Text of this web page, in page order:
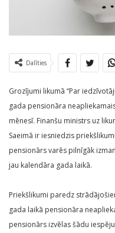
Dalīties
Grozījumi likumā “Par
gada pensionāra
mēnesī. Finanšu ministrs uz
Saeimā ir iesniedzis
pensionārs varēs pilnīgāk
jau kalendāra gada laikā.
Priekšlikumi paredz
gada laikā pensionāra
pensionārs izvēlas šādu